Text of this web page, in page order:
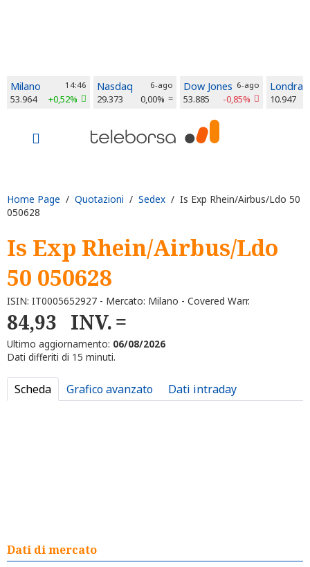
Milano 14:46
53.964 +0,52%
Nasdaq 6-ago
29.373 0,00%
Dow Jones 6-ago
53.885 -0,85%
Londra
10.947
Home Page / Quotazioni / Sedex / Is Exp Rhein/Airbus/Ldo 50
050628
Is Exp Rhein/Airbus/Ldo
50 050628
ISIN: IT0005652927 - Mercato: Milano - Covered Warr.
84,93 INV.
Ultimo aggiornamento: 06/08/2026
Dati differiti di 15 minuti.
Scheda Grafico avanzato Dati intraday
Dati di mercato